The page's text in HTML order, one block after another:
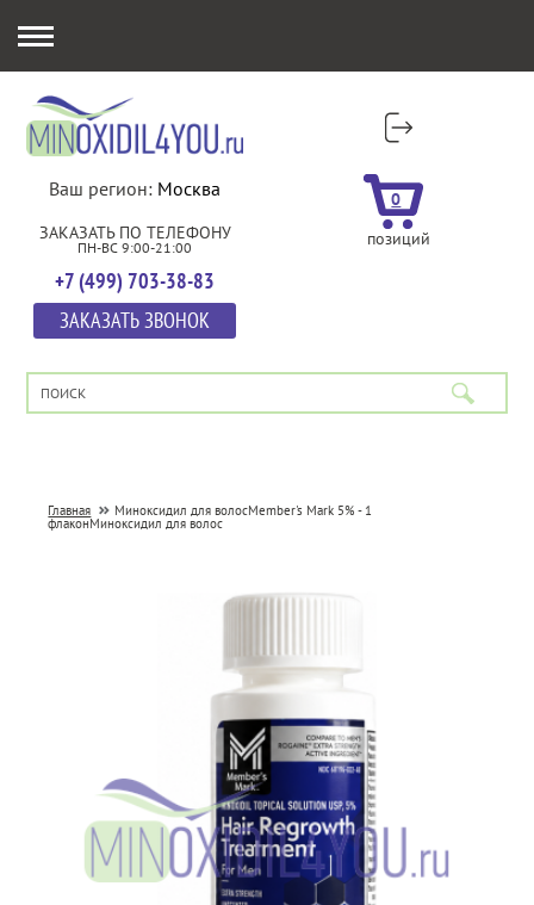
Ваш регион: Москва
ЗАКАЗАТЬ ПО ТЕЛЕФОНУ
ПН-ВС 9:00-21:00
+7 (499) 703-38-83
ЗАКАЗАТЬ ЗВОНОК
0
позиций
Главная Миноксидил для волосMember's Mark 5% - 1
флаконМиноксидил для волос